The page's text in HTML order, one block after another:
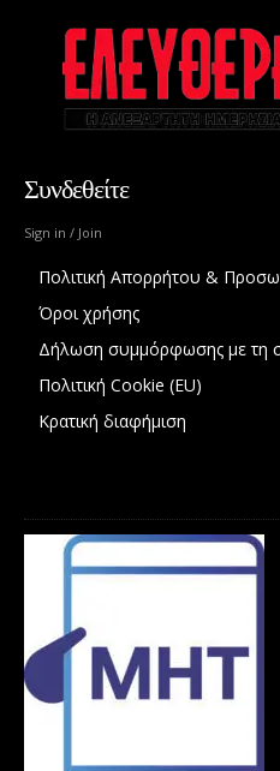
Συνδεθείτε
Sign in / Join
Πολιτική Απορρήτου &
Όροι χρήσης
Δήλωση συμμόρφωσης με τη
Πολιτική Cookie (EU)
Κρατική διαφήμιση